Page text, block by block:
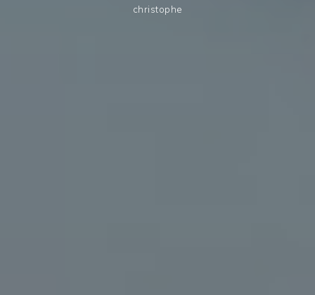
christophe